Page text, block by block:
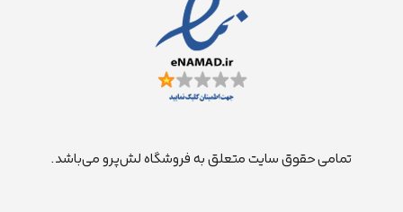
تمامی حقوق سایت متعلق به فروشگاه لش‌پرو می‌باشد.